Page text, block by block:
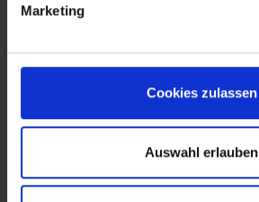
Marketing
Cookies zulassen
Auswahl erlauben